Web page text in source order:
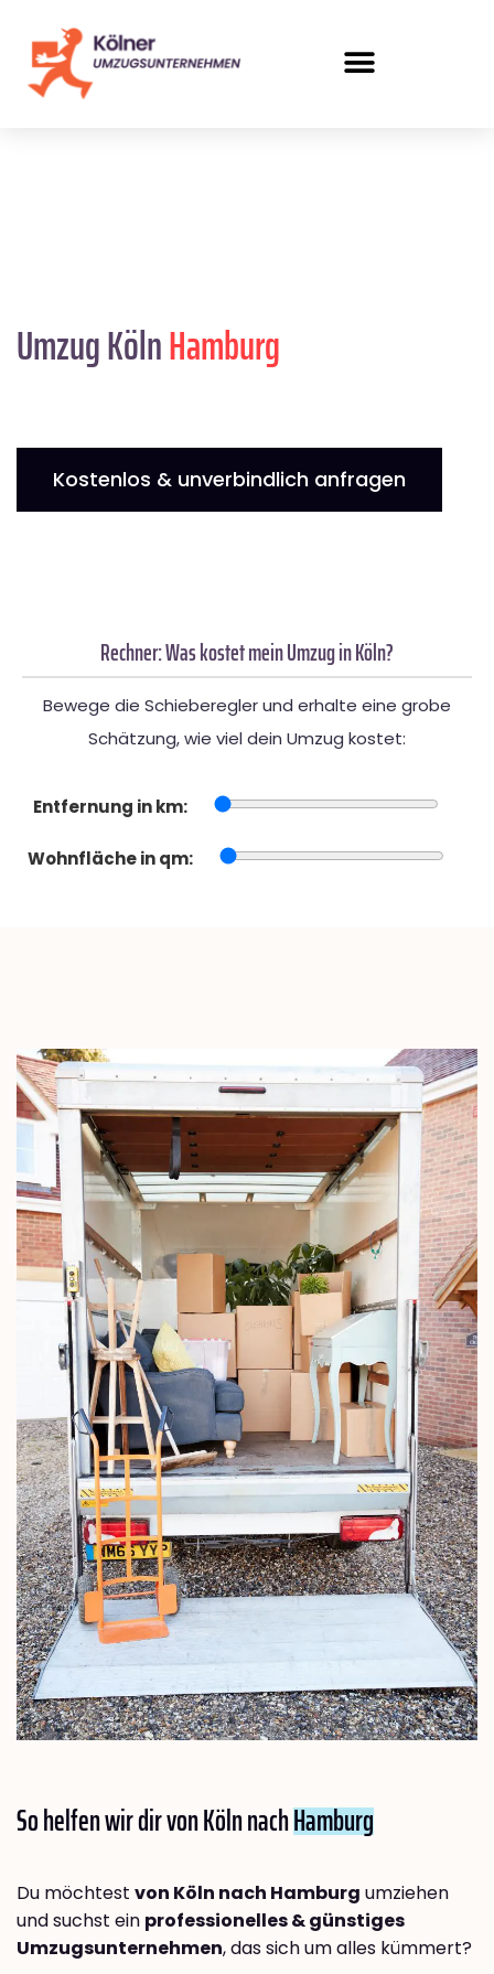
Umzug KölnHamburg
Kostenlos & unverbindlich anfragen
Rechner: Was kostet mein Umzug in Köln?
Bewege die Schieberegler und erhalte eine grobe
Schätzung, wie viel dein Umzug kostet:
Entfernung in km:
Wohnfläche in qm:
So helfen wir dir von Köln nachHamburg
Du möchtest von Köln nach Hamburg umziehen
und suchst ein professionelles & günstiges
Umzugsunternehmen, das sich um alles kümmert?